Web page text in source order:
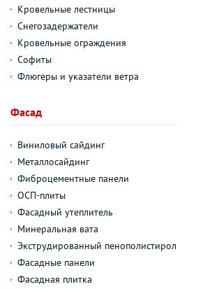
Кровельные лестницы
Снегозадержатели
Кровельные ограждения
Софиты
Флюгеры и указатели ветра
Фасад
Виниловый сайдинг
Металлосайдинг
Фиброцементные панели
ОСП-плиты
Фасадный утеплитель
Минеральная вата
Экструдированный пенополистирол
Фасадные панели
Фасадная плитка